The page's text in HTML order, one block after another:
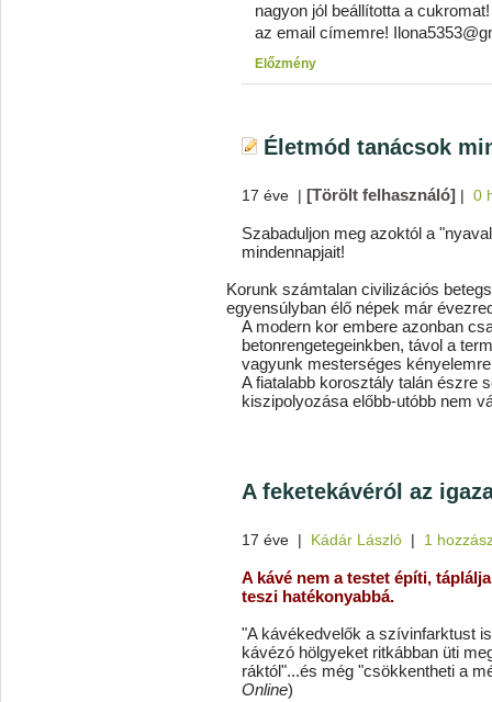
nagyon jól beállította a
az email címemre!
Előzmény
Életmód tanácsok
17 éve | [Törölt felhasználó] | 0
Szabaduljon meg azoktól a
mindennapjait!
Korunk számtalan civilizációs
egyensúlyban élő népek már
A modern kor embere azonban
betonrengetegeinkben, távol a
vagyunk mesterséges
A fiatalabb korosztály talán észre
kiszipolyozása előbb-utóbb nem
A feketekávéról az
17 éve | Kádár László | 1
A kávé nem a testet építi,
teszi hatékonyabbá.
"A kávékedvelők a szívinfarktust
kávézó hölgyeket ritkábban üti
ráktól"...és még "csökkentheti a
Online)